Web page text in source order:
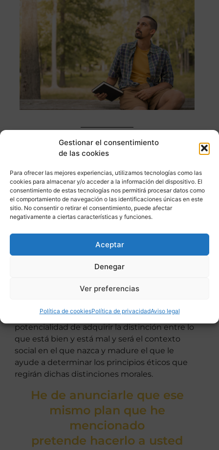
Gestionar el consentimiento
de las cookies
Para ofrecer las mejores experiencias, utilizamos tecnologías como las
cookies para almacenar y/o acceder a la información del dispositivo. El
consentimiento de estas tecnologías nos permitirá procesar datos como
el comportamiento de navegación o las identificaciones únicas en este
sitio. No consentir o retirar el consentimiento, puede afectar
negativamente a ciertas características y funciones.
Aceptar
Denegar
Ver preferencias
Política de cookiesPolítica de privacidadAviso legal
Pues bien, como le digo existe un
plan para hacerlo a usted un ser
Me refiero aquí a la moral como capacidad del
hombre para distinguir el bien y el mal. Esto es
algo absolutamente ausente en los animales.
Los animales se comportan por instinto pero
motivación de que su conducta sea
embargo, tiene en su naturaleza la
potencialidad de adquirir la distinción entre lo
que está bien y está mal y será el contexto
social en el que nazca y madure el que le
ayude a determinar los principios éticos que
regirán dichas distinciones morales.
He de anunciarle que ese
mismo plan que he
mencionado
pretende hacerlo a usted